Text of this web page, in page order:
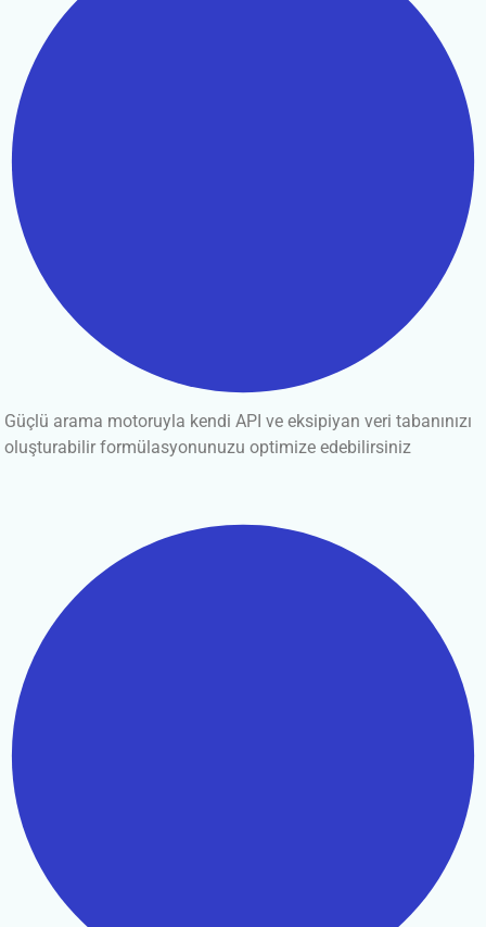
Güçlü arama motoruyla kendi API ve eksipiyan veri tabanınızı
oluşturabilir formülasyonunuzu optimize edebilirsiniz